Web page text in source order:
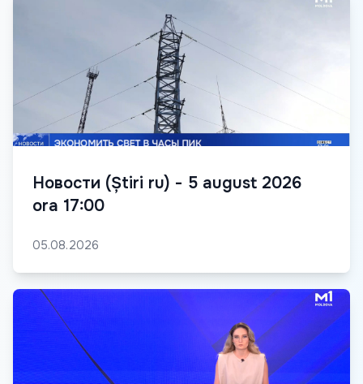
Новости (Știri ru) - 5 august 2026
ora 17:00
05.08.2026